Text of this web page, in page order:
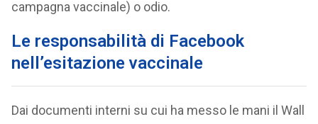
campagna vaccinale) o odio.
Le responsabilità di Facebook
nell’esitazione vaccinale
Dai documenti interni su cui ha messo le mani il Wall